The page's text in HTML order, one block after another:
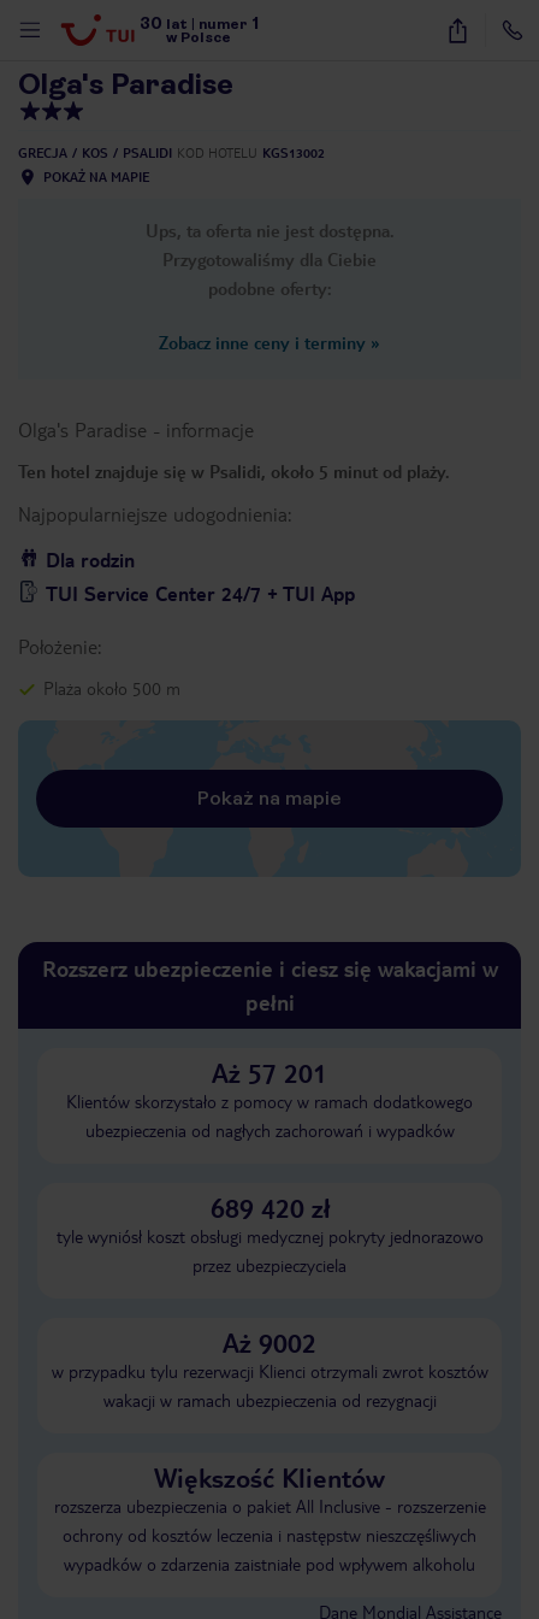
30 lat numer 1
w Polsce
7
Olga's Paradise
GRECJA KOS PSALIDI KOD HOTELU KGS13002
POKAŻ NA MAPIE
Ups, ta oferta nie jest dostępna.
Przygotowaliśmy dla Ciebie
podobne oferty:
Zobacz inne ceny i terminy »
Olga's Paradise - informacje
Ten hotel znajduje się w Psalidi, około 5 minut od plaży.
Najpopularniejsze udogodnienia:
Dla rodzin
TUI Service Center 24/7 + TUI App
Położenie:
Plaża około 500 m
Pokaż na mapie
Rozszerz ubezpieczenie i ciesz się wakacjami w
pełni
Aż 57 201
Klientów skorzystało z pomocy w ramach dodatkowego
ubezpieczenia od nagłych zachorowań i wypadków
689 420 zł
tyle wyniósł koszt obsługi medycznej pokryty jednorazowo
przez ubezpieczyciela
Aż 9002
w przypadku tylu rezerwacji Klienci otrzymali zwrot kosztów
wakacji w ramach ubezpieczenia od rezygnacji
Większość Klientów
rozszerza ubezpieczenia o pakiet All Inclusive - rozszerzenie
ochrony od kosztów leczenia i następstw nieszczęśliwych
wypadków o zdarzenia zaistniałe pod wpływem alkoholu
Dane Mondial Assistance